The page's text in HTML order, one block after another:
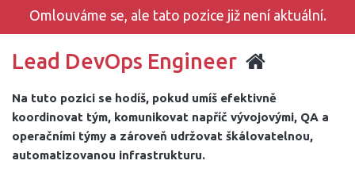
Omlouváme se, ale tato pozice již není aktuální.
Lead DevOps Engineer
Na tuto pozici se hodíš, pokud umíš efektivně
koordinovat tým, komunikovat napříč vývojovými, QA a
operačními týmy a zároveň udržovat škálovatelnou,
automatizovanou infrastrukturu.